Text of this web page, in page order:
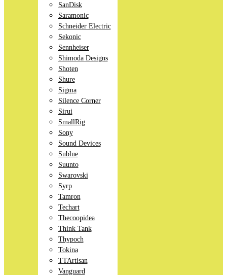
SanDisk
Saramonic
Schneider Electric
Sekonic
Sennheiser
Shimoda Designs
Shoten
Shure
Sigma
Silence Corner
Sirui
SmallRig
Sony
Sound Devices
Sublue
Suunto
Swarovski
Syrp
Tamron
Techart
Thecoopidea
Think Tank
Thypoch
Tokina
TTArtisan
Vanguard